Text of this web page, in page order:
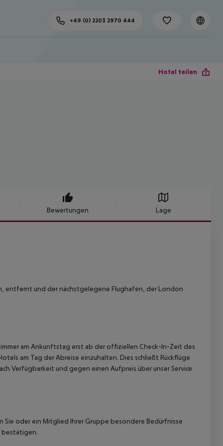
+49 (0) 2203 2970 444
Hotel teilen
Bewertungen Lage
entfernt und der nächstgelegene Flughafen, der London
am Ankunftstag erst ab der offiziellen Check-In-Zeit des
am Tag der Abreise einzuhalten. Dies schließt Rückflüge
Verfügbarkeit und gegen einen Aufpreis über unser Service
oder ein Mitglied Ihrer Gruppe besondere Bedürfnisse
bestätigen.